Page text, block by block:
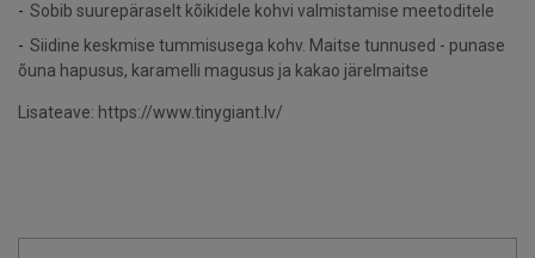
Sobib suurepäraselt kõikidele kohvi valmistamise meetoditele
Siidine keskmise tummisusega kohv. Maitse tunnused - punase
õuna hapusus, karamelli magusus ja kakao järelmaitse
Lisateave: https://www.tinygiant.lv/